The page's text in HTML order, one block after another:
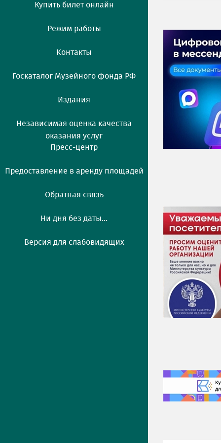
Купить билет онлайн
Режим работы
Контакты
Госкаталог Музейного фонда РФ
Издания
Независимая оценка качества
оказания услуг
Пресс-центр
Предоставление в аренду площадей
Обратная связь
Ни дня без даты...
Версия для слабовидящих